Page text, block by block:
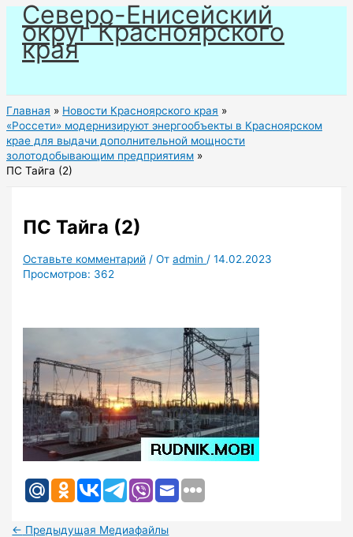
Перейти
содержимому
Северо-Енисейский
округ Красноярского
края
Главная
Новости Красноярского края
«Россети» модернизируют энергообъекты в Красноярском
крае для выдачи дополнительной мощности
золотодобывающим предприятиям
ПС Тайга (2)
ПС Тайга (2)
Оставьте комментарий / Отadmin /14.02.2023
Просмотров: 362
← Предыдущая Медиафайлы